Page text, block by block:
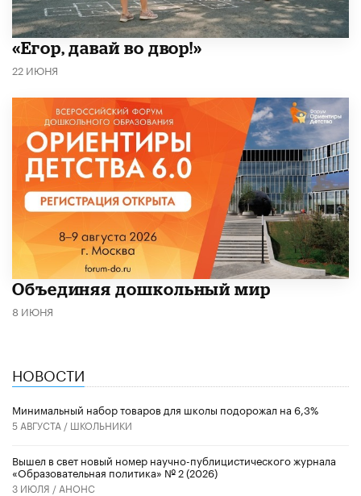
«Егор, давай во двор!»
22 ИЮНЯ
​Объединяя дошкольный мир
8 ИЮНЯ
НОВОСТИ
Минимальный набор товаров для школы подорожал на 6,3%
5 АВГУСТА / ШКОЛЬНИКИ
Вышел в свет новый номер научно-публицистического журнала
«Образовательная политика» № 2 (2026)
3 ИЮЛЯ / АНОНС